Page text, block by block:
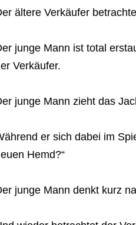
ältere Verkäufer
junge Mann ist total
Verkäufer.
junge Mann zieht das
er sich dabei im
Hemd?“
junge Mann denkt kurz